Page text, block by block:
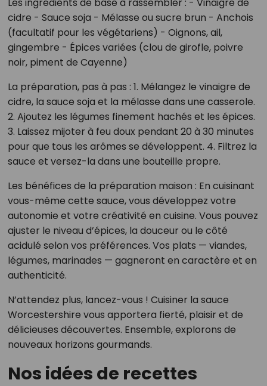
cidre - Sauce soja - Mélasse ou sucre brun - Anchois
(facultatif pour les végétariens) - Oignons, ail,
gingembre - Épices variées (clou de girofle, poivre
noir, piment de Cayenne)
La préparation, pas à pas : 1. Mélangez le vinaigre de
cidre, la sauce soja et la mélasse dans une casserole.
2. Ajoutez les légumes finement hachés et les épices.
3. Laissez mijoter à feu doux pendant 20 à 30 minutes
pour que tous les arômes se développent. 4. Filtrez la
sauce et versez-la dans une bouteille propre.
Les bénéfices de la préparation maison : En cuisinant
vous-même cette sauce, vous développez votre
autonomie et votre créativité en cuisine. Vous pouvez
ajuster le niveau d’épices, la douceur ou le côté
acidulé selon vos préférences. Vos plats — viandes,
légumes, marinades — gagneront en caractère et en
authenticité.
N’attendez plus, lancez-vous ! Cuisiner la sauce
Worcestershire vous apportera fierté, plaisir et de
délicieuses découvertes. Ensemble, explorons de
nouveaux horizons gourmands.
Nos idées de recettes